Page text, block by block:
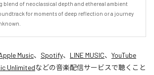
blend of neoclassical depth and ethereal ambient
for moments of deep reflection or a journey
Music、 Spotify、 LINE MUSIC、 YouTube
Unlimitedなどの音楽配信サービスで聴くこと